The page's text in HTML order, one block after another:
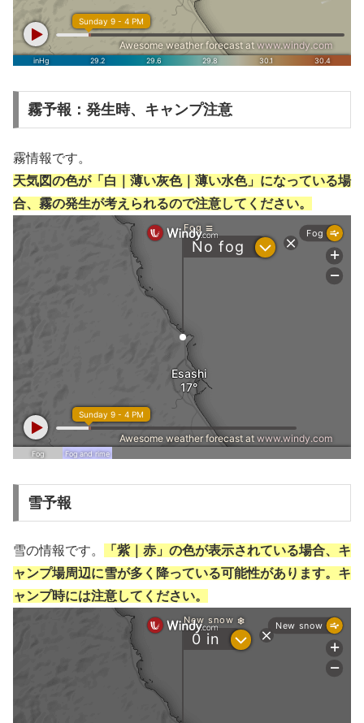
霧予報：発生時、キャンプ注意
霧情報です。
天気図の色が「白｜薄い灰色｜薄い水色」になっている場
合、霧の発生が考えられるので注意してください。
雪予報
雪の情報です。
「紫｜赤」の色が表示されている場合、キ
ャンプ場周辺に雪が多く降っている可能性があります。キ
ャンプ時には注意してください。